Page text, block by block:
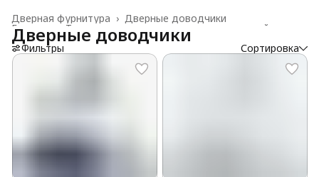
Дверные доводчики
Дверная фурнитура ›
Товары для производства окон и дверей
Главная
Дверные доводчики
Фильтры Сортировка